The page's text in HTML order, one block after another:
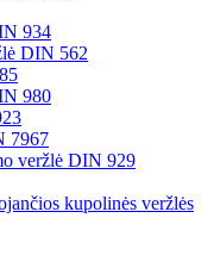
934
DIN 562
980
7967
veržlė DIN 929
kupolinės veržlės